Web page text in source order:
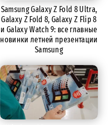
Samsung Galaxy Z Fold 8 Ultra,
Galaxy Z Fold 8, Galaxy Z Flip 8
и Galaxy Watch 9: все главные
новинки летней презентации
Samsung